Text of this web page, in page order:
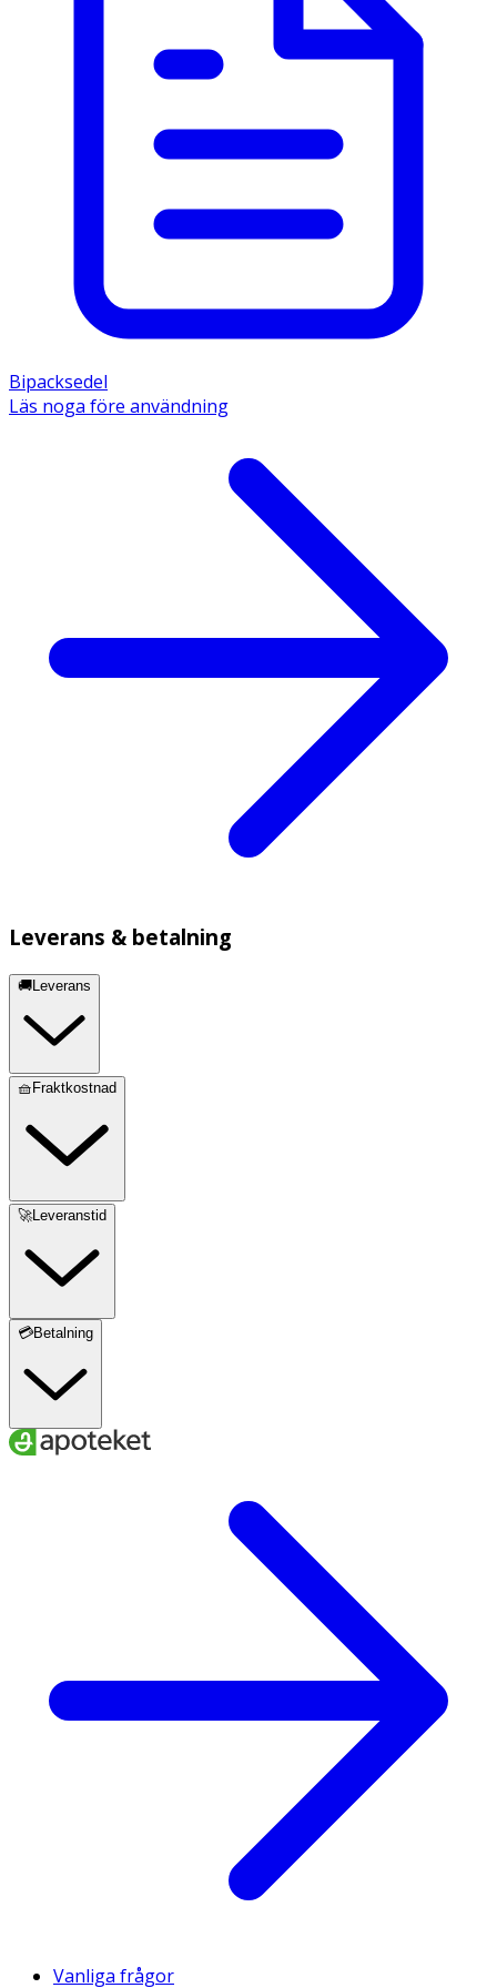
- För att uppnå optimal effekt ska sköljning med Hexident
utföras tidigast 30 minuter efter tandborstning med
polysorbat 80, etanol (96 %), sorbitol 70 % (icke
Bipacksedel
Läs noga före användning
Leverans & betalning
🚚Leverans
🧺Fraktkostnad
🚀Leveranstid
💳Betalning
Vanliga frågor